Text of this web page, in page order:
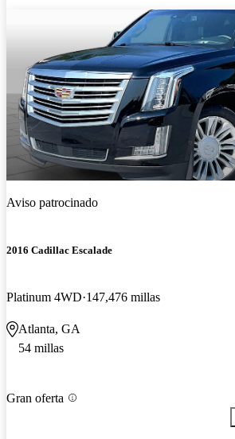
Aviso patrocinado
2016 Cadillac Escalade
Platinum 4WD 147,476 millas
Atlanta, GA
54 millas
Gran oferta